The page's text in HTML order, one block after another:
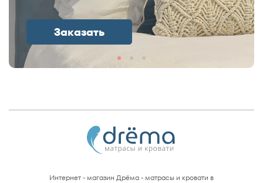
Заказать
Интернет - магазин Дрёма - матрасы и кровати в